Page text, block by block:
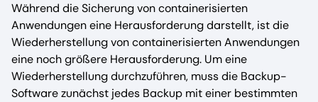
Während die Sicherung von containerisierten
Anwendungen eine Herausforderung darstellt, ist die
Wiederherstellung von containerisierten Anwendungen
eine noch größere Herausforderung. Um eine
Wiederherstellung durchzuführen, muss die Backup-
Software zunächst jedes Backup mit einer bestimmten